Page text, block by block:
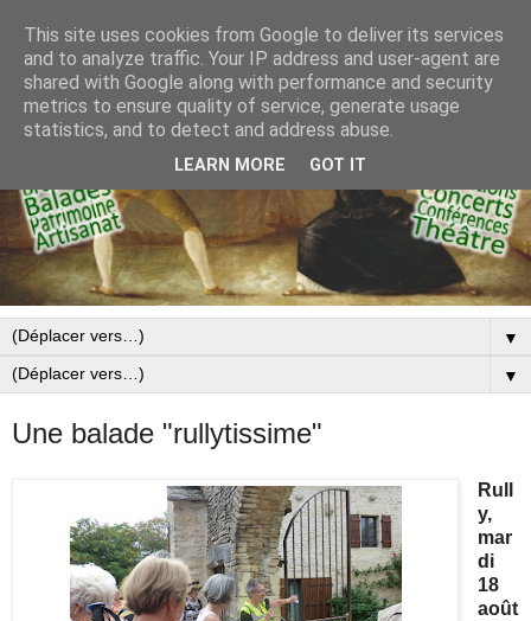
▼
▼
Une balade "rullytissime"
Rull
y,
mar
di
18
août
This site uses cookies from Google to deliver its services
and to analyze traffic. Your IP address and user-agent are
shared with Google along with performance and security
metrics to ensure quality of service, generate usage
statistics, and to detect and address abuse.
LEARN MORE GOT IT